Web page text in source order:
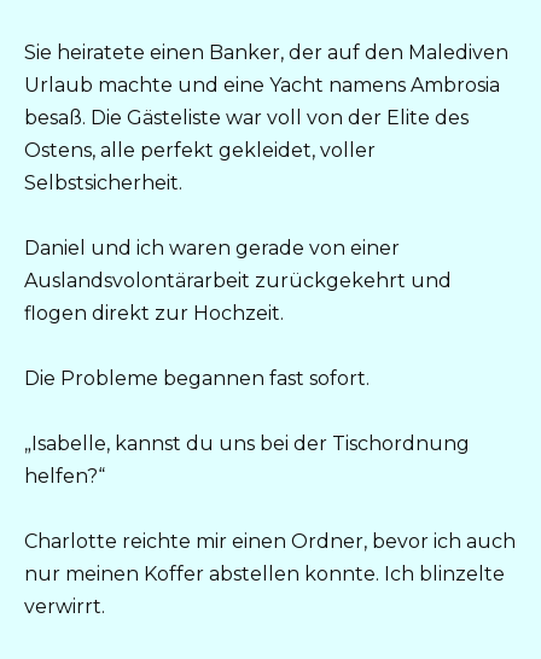
Sie heiratete einen Banker, der auf den Malediven
Urlaub machte und eine Yacht namens Ambrosia
besaß. Die Gästeliste war voll von der Elite des
Ostens, alle perfekt gekleidet, voller
Selbstsicherheit.
Daniel und ich waren gerade von einer
Auslandsvolontärarbeit zurückgekehrt und
flogen direkt zur Hochzeit.
Die Probleme begannen fast sofort.
„Isabelle, kannst du uns bei der Tischordnung
helfen?“
Charlotte reichte mir einen Ordner, bevor ich auch
nur meinen Koffer abstellen konnte. Ich blinzelte
verwirrt.